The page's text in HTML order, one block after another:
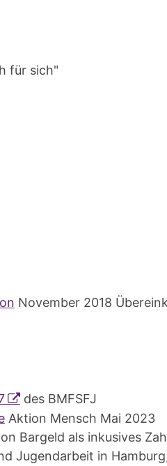
für sich"
November 2018
des BMFSFJ
Aktion Mensch Mai 2023
Bargeld als inkusives
Jugendarbeit in